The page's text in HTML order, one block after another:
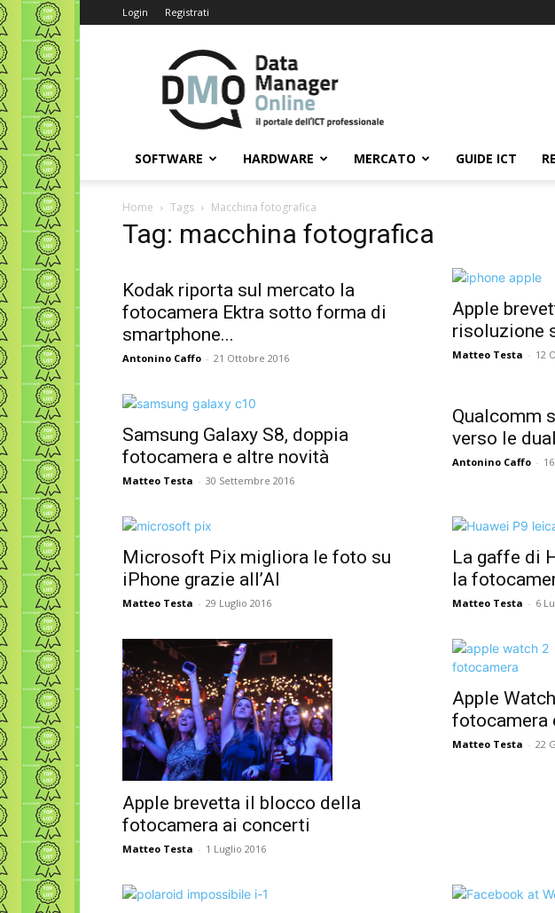
Login Registrati
Data
Manager
Online
SOFTWARE HARDWARE MERCATO GUIDE ICT
Home Tags Macchina fotografica
Tag: macchina fotografica
Kodak riporta sul mercato la
fotocamera Ektra sotto forma di
smartphone...
Antonino Caffo - 21 Ottobre 2016
Apple
risoluzione
Matteo Testa - 12
Samsung Galaxy S8, doppia
fotocamera e altre novità
Matteo Testa - 30 Settembre 2016
Qualcomm
verso le
Antonino Caffo -
Microsoft Pix migliora le foto su
iPhone grazie all’AI
Matteo Testa - 29 Luglio 2016
La gaffe di
la
Matteo Testa - 6
Apple brevetta il blocco della
fotocamera ai concerti
Matteo Testa - 1 Luglio 2016
Apple
fotocamera
Matteo Testa - 22